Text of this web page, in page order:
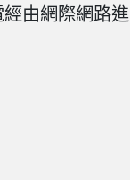
由網際網路進